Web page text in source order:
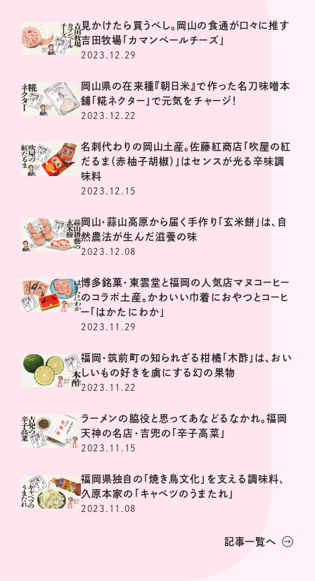
見かけたら買うべし。岡山の食通が口々に推す
吉田牧場「カマンベールチーズ」
2023.12.29
岡山県の在来種『朝日米』で作った名刀味噌本
舗「糀ネクター」で元気をチャージ！
2023.12.22
名刺代わりの岡山土産。佐藤紅商店「吹屋の紅
だるま（赤柚子胡椒）」はセンスが光る辛味調
味料
2023.12.15
岡山・蒜山高原から届く手作り「玄米餅」は、自
然農法が生んだ滋養の味
2023.12.08
博多銘菓・東雲堂と福岡の人気店マヌコーヒー
のコラボ土産。かわいい巾着におやつとコーヒ
ー「はかたにわか」
2023.11.29
福岡・筑前町の知られざる柑橘「木酢」は、おい
しいもの好きを虜にする幻の果物
2023.11.22
ラーメンの脇役と思ってあなどるなかれ。福岡
天神の名店・吉兜の「辛子高菜」
2023.11.15
福岡県独自の「焼き鳥文化」を支える調味料、
久原本家の「キャベツのうまたれ」
2023.11.08
記事一覧へ